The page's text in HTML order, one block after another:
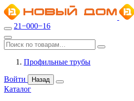
21−000−16
Профильные трубы
Войти Назад
Каталог